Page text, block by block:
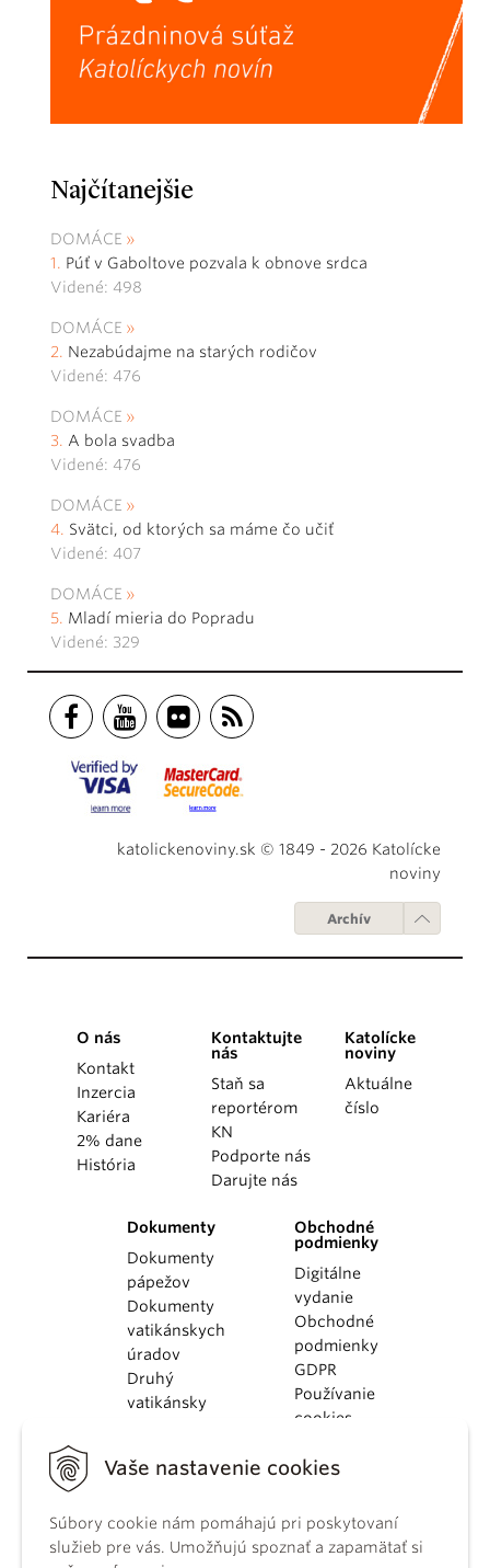
Vaše nastavenie cookies
Súbory cookie nám pomáhajú pri poskytovaní
služieb pre vás. Umožňujú spoznať a zapamätať si
Najčítanejšie
DOMÁCE
Púť v Gaboltove pozvala k obnove srdca
Videné: 498
DOMÁCE
Nezabúdajme na starých rodičov
Videné: 476
DOMÁCE
A bola svadba
Videné: 476
DOMÁCE
Svätci, od ktorých sa máme čo učiť
Videné: 407
DOMÁCE
Mladí mieria do Popradu
Videné: 329
katolickenoviny.sk © 1849 - 2026 Katolícke
noviny
Archív
O nás
Kontakt
Inzercia
Kariéra
2% dane
História
Kontaktujte
nás
Staň sa
reportérom
KN
Podporte nás
Darujte nás
Katolícke
noviny
Aktuálne
číslo
Dokumenty
Dokumenty
pápežov
Dokumenty
vatikánskych
úradov
Druhý
vatikánsky
KBS
kánonického
práva
Obchodné
podmienky
Digitálne
vydanie
Obchodné
podmienky
GDPR
Používanie
cookies